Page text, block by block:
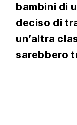
bambini di
deciso di
un’altra
sarebbero